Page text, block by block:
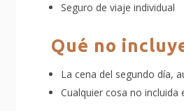
Seguro de viaje individual
Qué no
La cena del segundo día,
Cualquier cosa no incluida